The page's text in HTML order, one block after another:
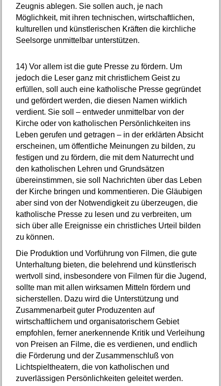
Zeugnis ablegen. Sie sollen auch, je nach
Möglichkeit, mit ihren technischen, wirtschaftlichen,
kulturellen und künstlerischen Kräften die kirchliche
Seelsorge unmittelbar unterstützen.
14)Vor allem ist die gute Presse zu fördern. Um
jedoch die Leser ganz mit christlichem Geist zu
erfüllen, soll auch eine katholische Presse gegründet
und gefördert werden, die diesen Namen wirklich
verdient. Sie soll – entweder unmittelbar von der
Kirche oder von katholischen Persönlichkeiten ins
Leben gerufen und getragen – in der erklärten Absicht
erscheinen, um öffentliche Meinungen zu bilden, zu
festigen und zu fördern, die mit dem Naturrecht und
den katholischen Lehren und Grundsätzen
übereinstimmen, sie soll Nachrichten über das Leben
der Kirche bringen und kommentieren. Die Gläubigen
aber sind von der Notwendigkeit zu überzeugen, die
katholische Presse zu lesen und zu verbreiten, um
sich über alle Ereignisse ein christliches Urteil bilden
zu können.
Die Produktion und Vorführung von Filmen, die gute
Unterhaltung bieten, die belehrend und künstlerisch
wertvoll sind, insbesondere von Filmen für die Jugend,
sollte man mit allen wirksamen Mitteln fördern und
sicherstellen. Dazu wird die Unterstützung und
Zusammenarbeit guter Produzenten auf
wirtschaftlichem und organisatorischem Gebiet
empfohlen, ferner anerkennende Kritik und Verleihung
von Preisen an Filme, die es verdienen, und endlich
die Förderung und der Zusammenschluß von
Lichtspieltheatern, die von katholischen und
zuverlässigen Persönlichkeiten geleitet werden.